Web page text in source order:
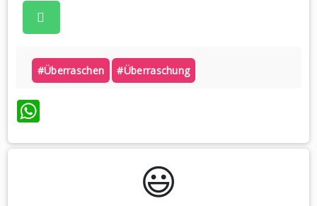
#überraschen #überraschung
WhatsApp
😃️